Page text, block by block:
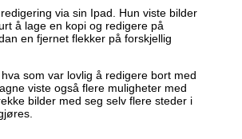
via sin Ipad. Hun viste bilder
å lage en kopi og redigere på
en fjernet flekker på forskjellig
som var lovlig å redigere bort med
viste også flere muligheter med
bilder med seg selv flere steder i